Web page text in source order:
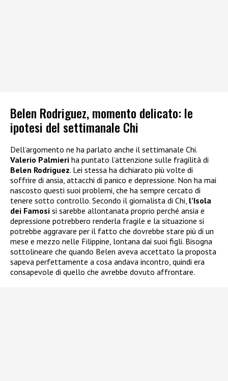
Belen Rodriguez, momento delicato: le
ipotesi del settimanale Chi
Dell’argomento ne ha parlato anche il settimanale Chi.
Valerio Palmieri ha puntato l’attenzione sulle fragilità di
Belen Rodriguez. Lei stessa ha dichiarato più volte di
soffrire di ansia, attacchi di panico e depressione. Non ha mai
nascosto questi suoi problemi, che ha sempre cercato di
tenere sotto controllo. Secondo il giornalista di Chi, l’Isola
dei Famosi si sarebbe allontanata proprio perché ansia e
depressione potrebbero renderla fragile e la situazione si
potrebbe aggravare per il fatto che dovrebbe stare più di un
mese e mezzo nelle Filippine, lontana dai suoi figli. Bisogna
sottolineare che quando Belen aveva accettato la proposta
sapeva perfettamente a cosa andava incontro, quindi era
consapevole di quello che avrebbe dovuto affrontare.